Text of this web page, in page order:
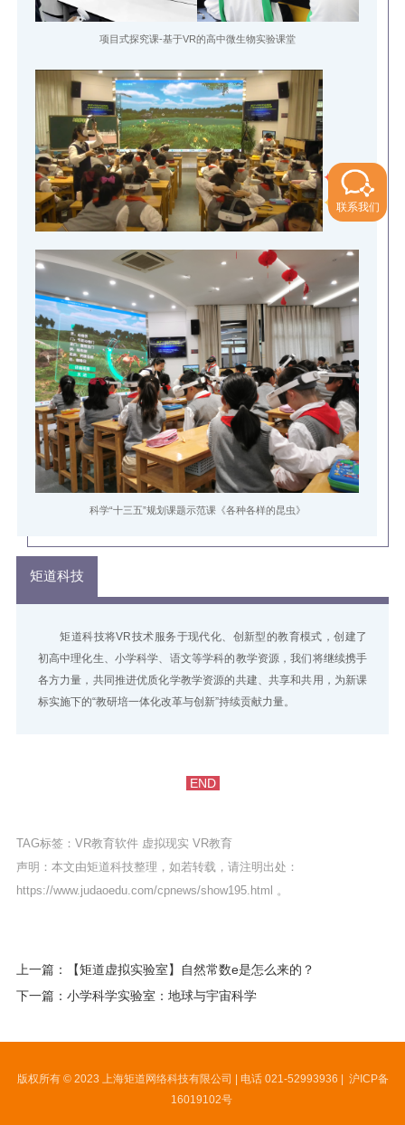
项目式探究课-基于VR的高中微生物实验课堂
✦
✦
✦ ✦
科学“十三五”规划课题示范课《各种各样的昆虫》
矩道科技
矩道科技将VR技术服务于现代化、创新型的教育模式，创建了
初高中理化生、小学科学、语文等学科的教学资源，我们将继续携手
各方力量，共同推进优质化学教学资源的共建、共享和共用，为新课
标实施下的“教研培一体化改革与创新”持续贡献力量。
END
TAG标签： VR教育软件 虚拟现实 VR教育
声明：本文由矩道科技整理，如若转载，请注明出处：
https://www.judaoedu.com/cpnews/show195.html 。
上一篇：【矩道虚拟实验室】自然常数e是怎么来的？
下一篇：小学科学实验室：地球与宇宙科学
版权所有 © 2023 上海矩道网络科技有限公司 | 电话 021-52993936 | 沪ICP备
16019102号
联系我们